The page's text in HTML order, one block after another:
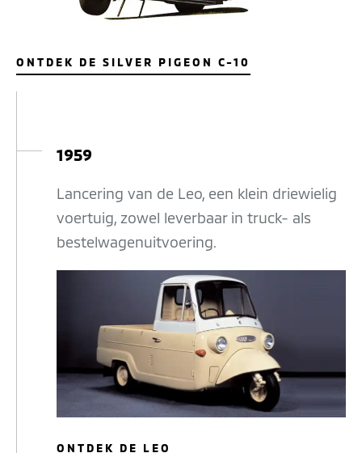
ONTDEK DE SILVER PIGEON C-10
1959
Lancering van de Leo, een klein driewielig
voertuig, zowel leverbaar in truck- als
bestelwagenuitvoering.
ONTDEK DE LEO